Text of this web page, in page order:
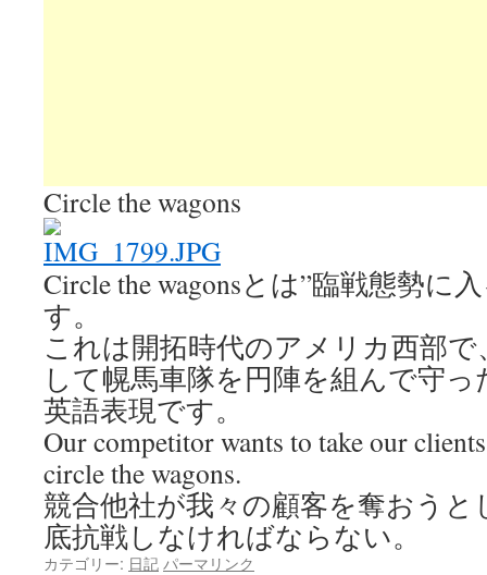
Circle the wagons
Circle the wagonsとは”臨戦態勢に
す。
これは開拓時代のアメリカ西部
して幌馬車隊を円陣を組んで守
英語表現です。
Our competitor wants to take our
circle the wagons.
競合他社が我々の顧客を奪おう
底抗戦しなければならない。
カテゴリー: 日記 パーマリンク